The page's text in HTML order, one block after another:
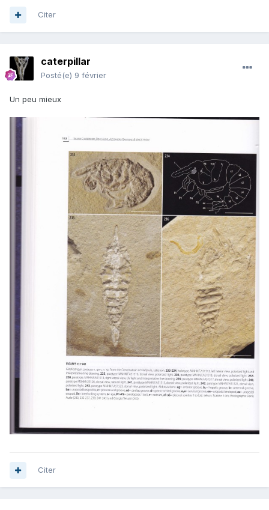
Citer
caterpillar
Posté(e) 9 février
Un peu mieux
Citer